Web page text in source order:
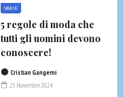
VARIE
5 regole di moda che
tutti gli uomini devono
conoscere!
Cristian Gangemi
25 Novembre 2024